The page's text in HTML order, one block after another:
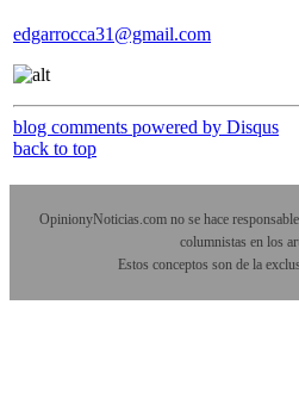
edgarrocca31@gmail.com
blog comments powered by Disqus
back to top
OpinionyNoticias.com no se hace
columnistas en los
Estos conceptos son de la